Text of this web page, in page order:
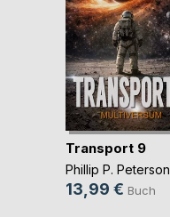
Transport 9
Phillip P. Peterson
13,99 € Buch